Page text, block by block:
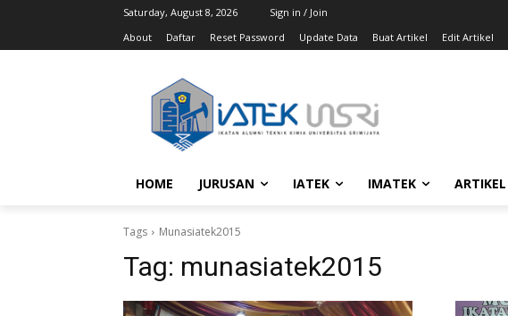
Saturday, August 8, 2026
Sign in / Join
About
Daftar Reset Password Update Data Buat Artikel Edit Artikel
HOME JURUSAN IATEK IMATEK ARTIKEL
Tags Munasiatek2015
Tag: munasiatek2015